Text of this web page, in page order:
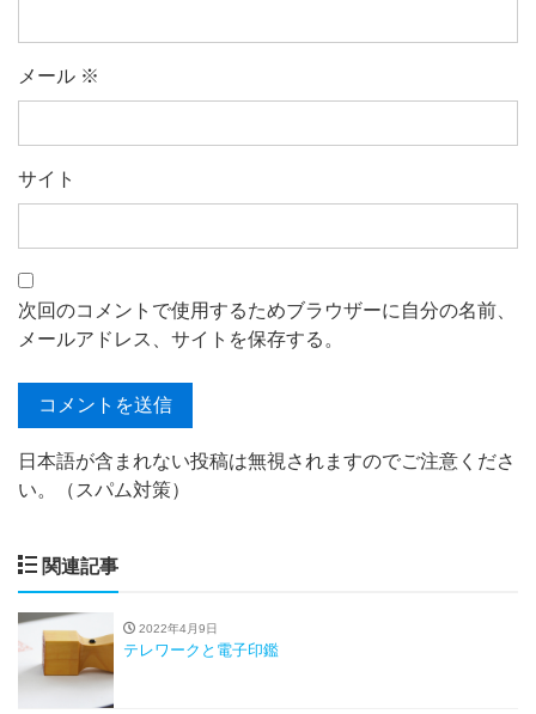
メール ※
サイト
次回のコメントで使用するためブラウザーに自分の名前、
メールアドレス、サイトを保存する。
日本語が含まれない投稿は無視されますのでご注意くださ
い。（スパム対策）
関連記事
2022年4月9日
テレワークと電子印鑑